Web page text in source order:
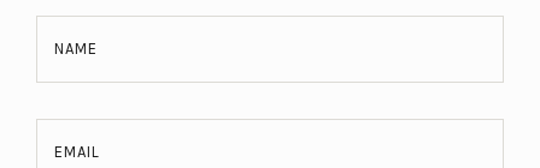
NAME
EMAIL